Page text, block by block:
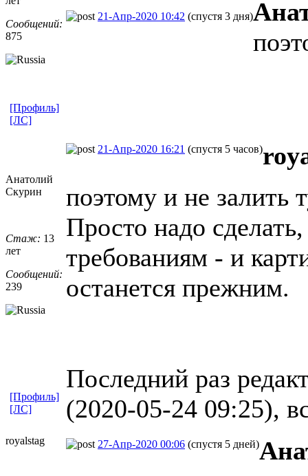
Сообщений:
875
21-Апр-2020 10:42 (спустя 3 дня)
[Профиль]
[ЛС]
Анатолий
Скурин
Стаж: 13
лет
Сообщений:
239
21-Апр-2020 16:21 (спустя 5 часов)
поэтому и не залить
Просто надо
требованиям - и
останется прежним.
Последний раз
(2020-05-24 09:25),
[Профиль]
[ЛС]
royalstag 27-Апр-2020 00:06 (спустя 5 дней)